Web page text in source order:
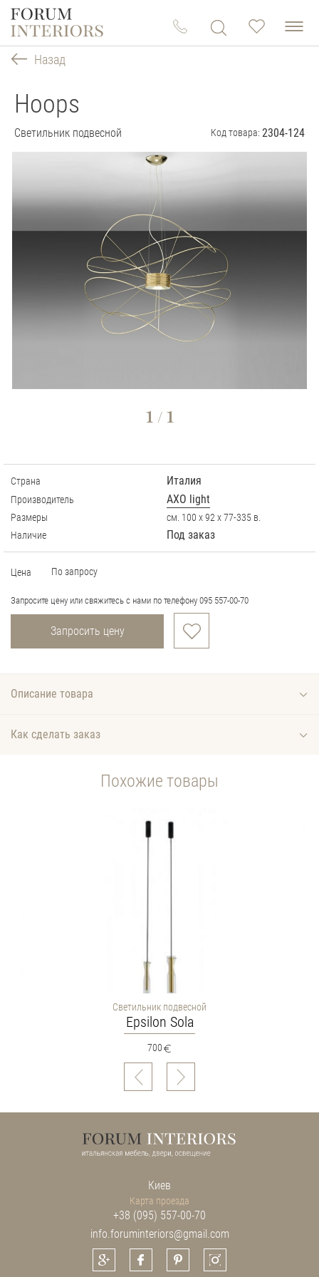
Назад
1 / 1
Hoops
Светильник подвесной Код товара: 2304-124
Страна Италия
Производитель AXO light
Размеры
см. 100 х 92 х 77-335 в.
Наличие
Под заказ
Цена По запросу
Запросите цену или свяжитесь с нами по телефону 095 557-00-70
Запросить цену
Описание товара
Как сделать заказ
Похожие товары
Светильник подвесной
Epsilon Sola
700
Киев
Карта проезда
+38 (095) 557-00-70
info.foruminteriors@gmail.com